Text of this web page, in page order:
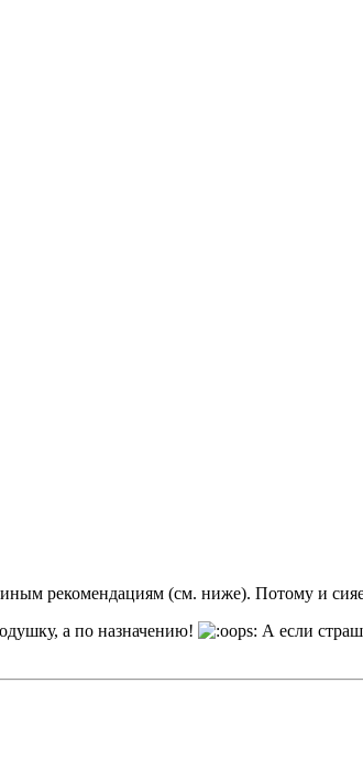
рекомендациям (см. ниже). Потому и
а по назначению! А если